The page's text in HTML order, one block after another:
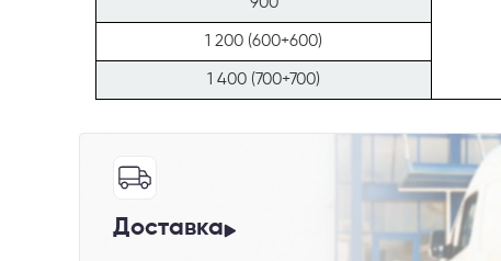
1 200 (600+600)
1 400 (700+700)
Доставка Выберите